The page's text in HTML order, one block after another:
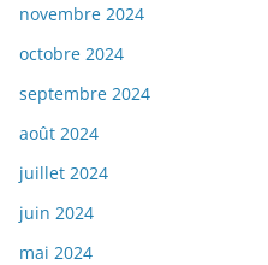
novembre 2024
octobre 2024
septembre 2024
août 2024
juillet 2024
juin 2024
mai 2024